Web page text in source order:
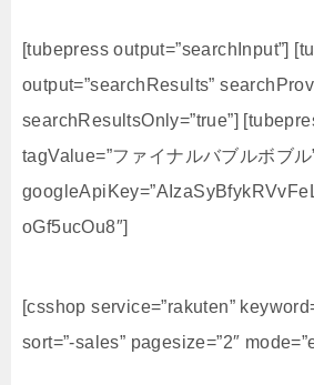
[tubepress output=”searchInput”]
output=”searchResults”
searchResultsOnly=”true”]
tagValue=”ファイナルバブルボブル
oGf5ucOu8″]
[csshop service=”rakuten”
sort=”-sales” pagesize=”2″